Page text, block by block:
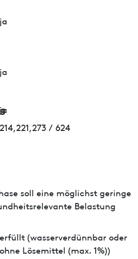
ja
ja
214,221,273 / 624
soll eine möglichst geringe
Belastung
erfüllt (wasserverdünnbar oder
ohne Lösemittel (max. 1%))